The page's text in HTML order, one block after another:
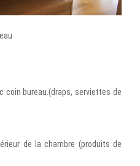
coin bureau.(draps, serviettes de
de la chambre (produits de